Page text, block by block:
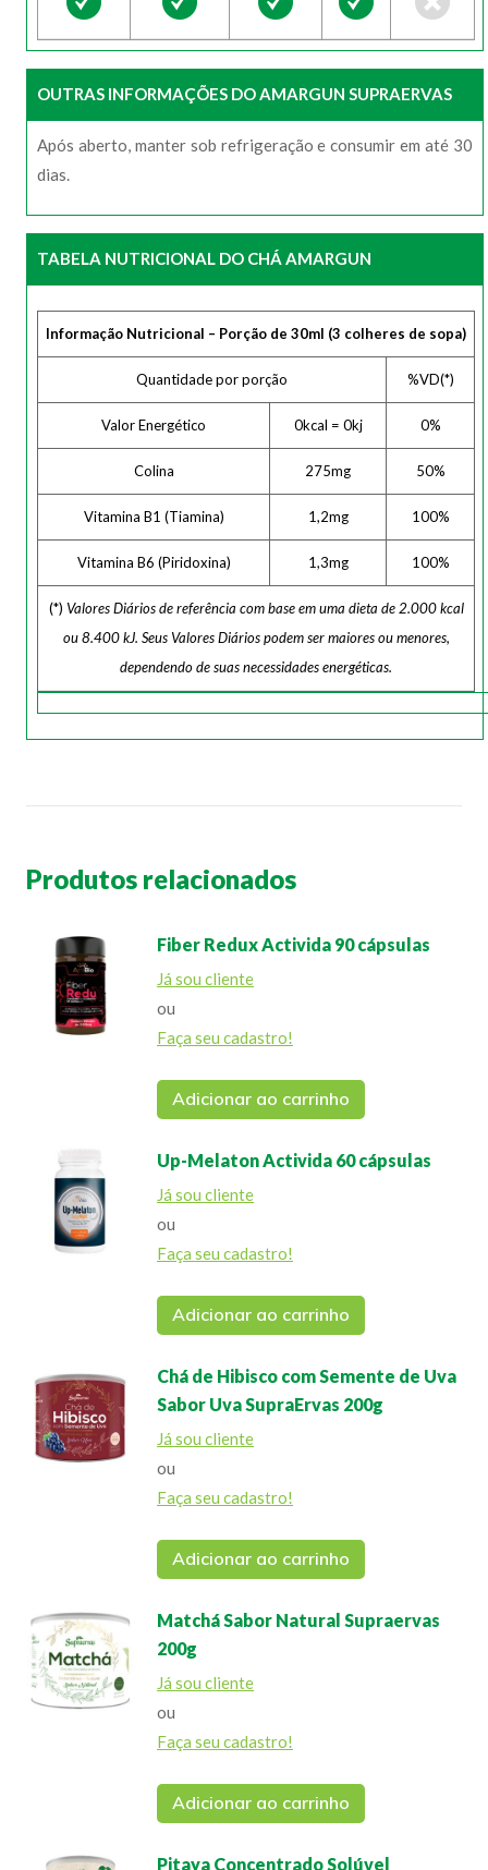
OUTRAS INFORMAÇÕES DO AMARGUN SUPRAERVAS
Após aberto, manter sob refrigeração e consumir em até 30
dias.
TABELA NUTRICIONAL DO CHÁ AMARGUN
Informação Nutricional – Porção de 30ml (3 colheres de sopa)
Quantidade por porção %VD(*)
Valor Energético 0kcal = 0kj 0%
Colina 275mg 50%
Vitamina B1 (Tiamina) 1,2mg 100%
Vitamina B6 (Piridoxina) 1,3mg 100%
(*) Valores Diários de referência com base em uma dieta de 2.000 kcal
ou 8.400 kJ. Seus Valores Diários podem ser maiores ou menores,
dependendo de suas necessidades energéticas.
Produtos relacionados
Fiber Redux Activida 90 cápsulas
Já sou cliente
ou
Faça seu cadastro!
Adicionar ao carrinho
Up-Melaton Activida 60 cápsulas
Já sou cliente
ou
Faça seu cadastro!
Adicionar ao carrinho
Chá de Hibisco com Semente de Uva
Sabor Uva SupraErvas 200g
Já sou cliente
ou
Faça seu cadastro!
Adicionar ao carrinho
Matchá Sabor Natural Supraervas
200g
Já sou cliente
ou
Faça seu cadastro!
Adicionar ao carrinho
Pitaya Concentrado Solúvel